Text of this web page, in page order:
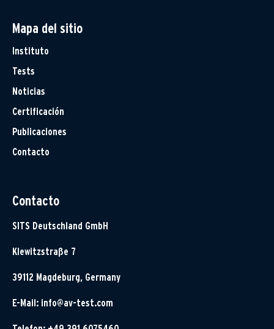
Mapa del sitio
Instituto
Tests
Noticias
Certificación
Publicaciones
Contacto
Contacto
SITS Deutschland GmbH
Klewitzstraße 7
39112 Magdeburg, Germany
E-Mail: info@av-test.com